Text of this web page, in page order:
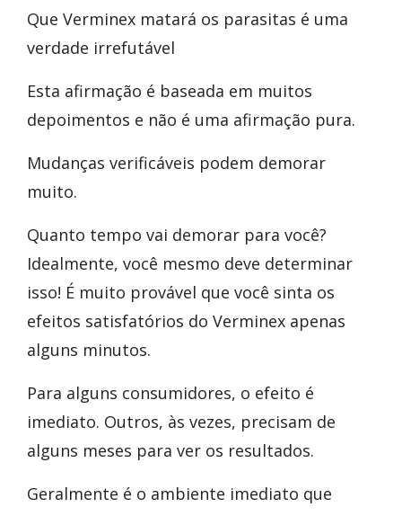
Que Verminex matará os parasitas é uma
verdade irrefutável
Esta afirmação é baseada em muitos
depoimentos e não é uma afirmação pura.
Mudanças verificáveis podem demorar
muito.
Quanto tempo vai demorar para você?
Idealmente, você mesmo deve determinar
isso! É muito provável que você sinta os
efeitos satisfatórios do Verminex apenas
alguns minutos.
Para alguns consumidores, o efeito é
imediato. Outros, às vezes, precisam de
alguns meses para ver os resultados.
Geralmente é o ambiente imediato que